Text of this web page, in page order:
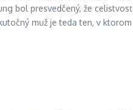
bol presvedčený, že
muž je teda ten, v ktorom